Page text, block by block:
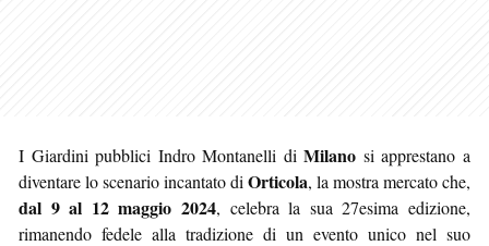
I Giardini pubblici Indro Montanelli diMilano si apprestano a
diventare lo scenario incantato di Orticola, la mostra mercato che,
dal 9 al 12 maggio 2024, celebra la sua 27esima edizione,
rimanendo fedele alla tradizione di un evento unico nel suo